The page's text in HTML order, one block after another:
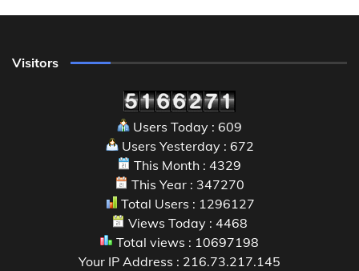
Visitors
Users Today : 609
Users Yesterday : 672
This Month : 4329
This Year : 347270
Total Users : 1296127
Views Today : 4468
Total views : 10697198
Your IP Address : 216.73.217.145